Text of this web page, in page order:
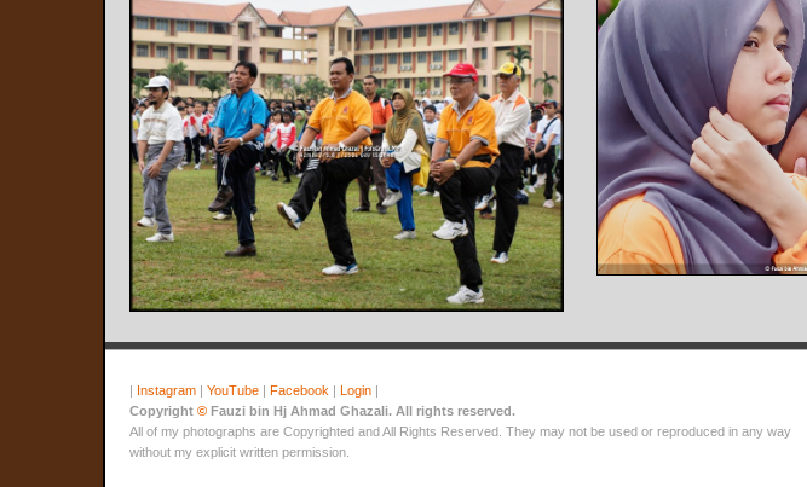
| Instagram | YouTube | Facebook | Login |
Copyright © Fauzi bin Hj Ahmad Ghazali. All rights reserved.
All of my photographs are Copyrighted and All Rights Reserved. They may not be used or reproduced in any way
without my explicit written permission.